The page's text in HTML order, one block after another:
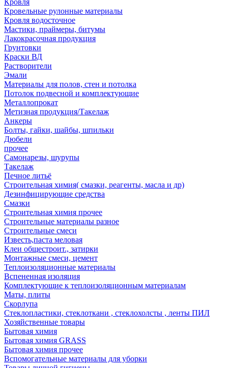
Кровля
Кровельные рулонные материалы
Кровля водосточное
Мастики, праймеры, битумы
Лакокрасочная продукция
Грунтовки
Краски ВД
Растворители
Эмали
Материалы для полов, стен и потолка
Потолок подвесной и комплектующие
Металлопрокат
Метизная продукция/Такелаж
Анкеры
Болты, гайки, шайбы, шпильки
Дюбели
прочее
Самонарезы, шурупы
Такелаж
Печное литьё
Строительная химия( смазки, реагенты, масла и др)
Дезинфицирующие средства
Смазки
Строительная химия прочее
Строительные материалы разное
Строительные смеси
Известь,паста меловая
Клеи общестроит., затирки
Монтажные смеси, цемент
Теплоизоляционные материалы
Вспененная изоляция
Комплектующие к теплоизоляционным материалам
Маты, плиты
Скорлупа
Стеклопластики, стеклоткани , стеклохолсты , ленты ПИЛ
Хозяйственные товары
Бытовая химия
Бытовая химия GRASS
Бытовая химия прочее
Вспомогательные материалы для уборки